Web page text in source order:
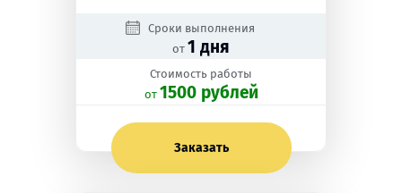
Сроки выполнения
от 1 дня
Стоимость работы
oт 1500 рублей
Заказать